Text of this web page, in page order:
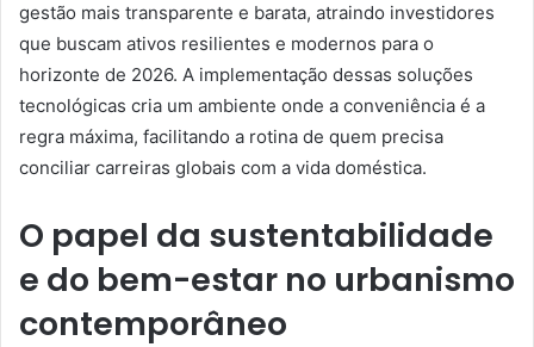
gestão mais transparente e barata, atraindo investidores
que buscam ativos resilientes e modernos para o
horizonte de 2026. A implementação dessas soluções
tecnológicas cria um ambiente onde a conveniência é a
regra máxima, facilitando a rotina de quem precisa
conciliar carreiras globais com a vida doméstica.
O papel da sustentabilidade
e do bem-estar no urbanismo
contemporâneo